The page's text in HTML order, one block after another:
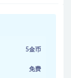
5金币
免费